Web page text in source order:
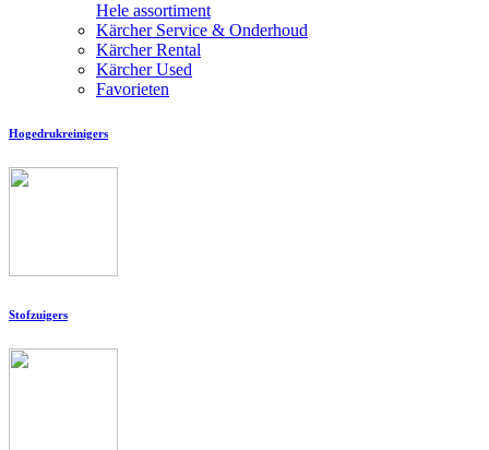
Hele assortiment
Kärcher Service & Onderhoud
Kärcher Rental
Kärcher Used
Favorieten
Hogedrukreinigers
Stofzuigers